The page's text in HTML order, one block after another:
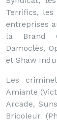
Terrifics, les
entreprises
la Brand
Damoclès,
et Shaw
Les
Amiante
Arcade,
Bricoleur